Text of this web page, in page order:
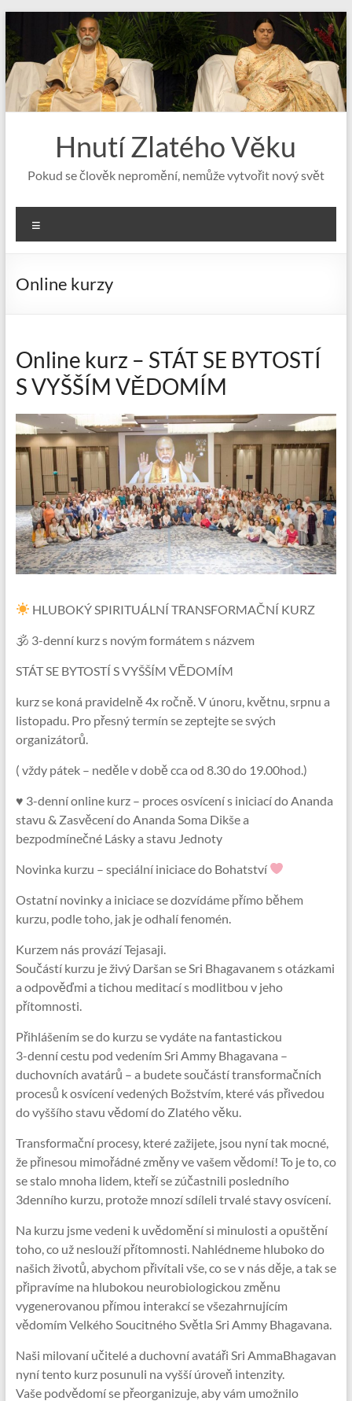
to
content
Hnutí Zlatého Věku
Pokud se člověk nepromění, nemůže vytvořit nový svět
Online kurzy
Online kurz – STÁT SE BYTOSTÍ
S VYŠŠÍM VĚDOMÍM
HLUBOKÝ SPIRITUÁLNÍ TRANSFORMAČNÍ KURZ
🕉 3-denní kurz s novým formátem s názvem
STÁT SE BYTOSTÍ S VYŠŠÍM VĚDOMÍM
kurz se koná pravidelně 4x ročně. V únoru, květnu, srpnu a
listopadu. Pro přesný termín se zeptejte se svých
organizátorů.
( vždy pátek – neděle v době cca od 8.30 do 19.00hod.)
♥ 3-denní online kurz – proces osvícení s iniciací do Ananda
stavu & Zasvěcení do Ananda Soma Dikše a
bezpodmínečné Lásky a stavu Jednoty
Novinka kurzu – speciální iniciace do Bohatství
Ostatní novinky a iniciace se dozvídáme přímo během
kurzu, podle toho, jak je odhalí fenomén.
Kurzem nás provází Tejasaji.
Součástí kurzu je živý Daršan se Sri Bhagavanem s otázkami
a odpověďmi a tichou meditací s modlitbou v jeho
přítomnosti.
Přihlášením se do kurzu se vydáte na fantastickou
3-denní cestu pod vedením Sri Ammy Bhagavana –
duchovních avatárů – a budete součástí transformačních
procesů k osvícení vedených Božstvím, které vás přivedou
do vyššího stavu vědomí do Zlatého věku.
Transformační procesy, které zažijete, jsou nyní tak mocné,
že přinesou mimořádné změny ve vašem vědomí! To je to, co
se stalo mnoha lidem, kteří se zúčastnili posledního
3denního kurzu, protože mnozí sdíleli trvalé stavy osvícení.
Na kurzu jsme vedeni k uvědomění si minulosti a opuštění
toho, co už neslouží přítomnosti. Nahlédneme hluboko do
našich životů, abychom přivítali vše, co se v nás děje, a tak se
připravíme na hlubokou neurobiologickou změnu
vygenerovanou přímou interakcí se všezahrnujícím
vědomím Velkého Soucitného Světla Sri Ammy Bhagavana.
Naši milovaní učitelé a duchovní avatáři Sri AmmaBhagavan
nyní tento kurz posunuli na vyšší úroveň intenzity.
Vaše podvědomí se přeorganizuje, aby vám umožnilo